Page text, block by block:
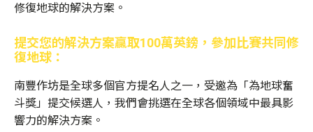
修復地球的解決方案。
提交您的解決方案贏取100萬英鎊，參加比賽共同修
復地球：
南豐作坊是全球多個官方提名人之一，受邀為「為地球奮
斗獎」提交候選人，我們會挑選在全球各個領域中最具影
響力的解決方案。